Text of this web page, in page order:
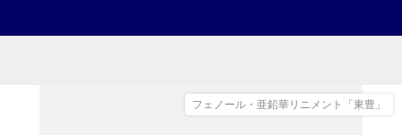
フェノール・亜鉛華リニメント「東豊」